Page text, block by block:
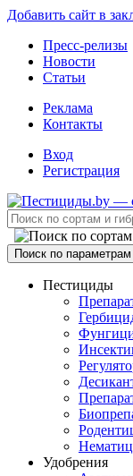
Добавить сайт в
Пресс-релизы
Новости
Статьи
Реклама
Контакты
Вход
Регистрация
Поиск по параметрам
Пестициды
Удобрения